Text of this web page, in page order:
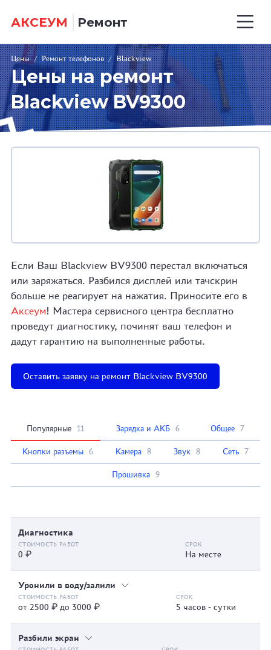
АКСЕУМ Ремонт
Цены / Ремонт телефонов / Blackview
Цены на ремонт
Blackview BV9300
Если Ваш Blackview BV9300 перестал включаться
или заряжаться. Разбился дисплей или тачскрин
больше не реагирует на нажатия. Приносите его в
Аксеум! Мастера сервисного центра бесплатно
проведут диагностику, починят ваш телефон и
дадут гарантию на выполненные работы.
Оставить заявку на ремонт Blackview BV9300
Популярные 11 Зарядка и АКБ 6 Общее 7
Кнопки разъемы 6 Камера 8 Звук 8 Сеть 7
Прошивка 9
Диагностика
0 ₽ На месте
Уронили в воду/залили
от 2500 ₽ до 3000 ₽ 5 часов - сутки
Разбили экран